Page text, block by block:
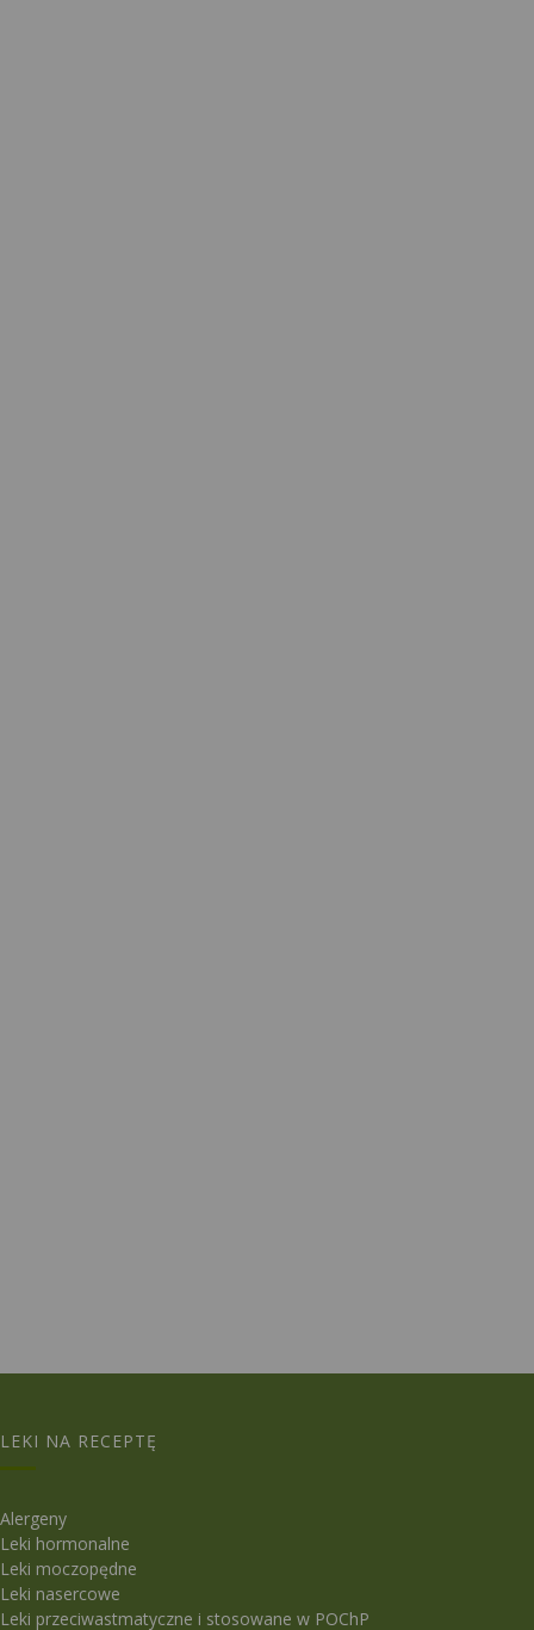
LEKI NA RECEPTĘ
Alergeny
Leki hormonalne
Leki moczopędne
Leki nasercowe
Leki przeciwastmatyczne i stosowane w POChP